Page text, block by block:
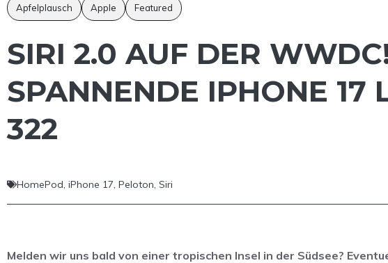
Apfelplausch Apple Featured
SIRI 2.0 AUF DER
SPANNENDE IPHONE 17
322
HomePod, iPhone 17, Peloton, Siri
Melden wir uns bald von einer tropischen Insel in der Südsee?